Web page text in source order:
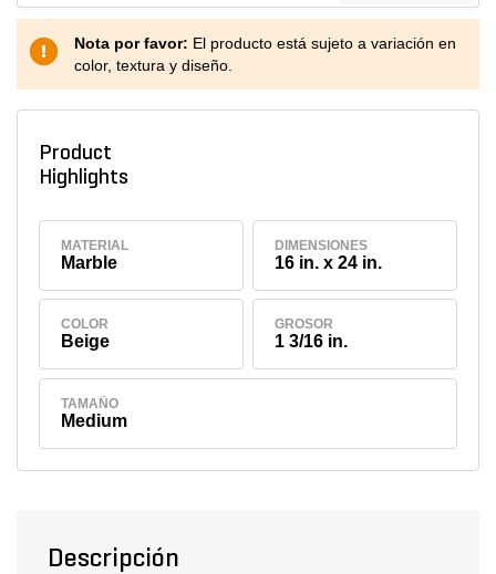
Nota por favor: El producto está sujeto a variación en
color, textura y diseño.
Product
Highlights
MATERIAL
Marble
DIMENSIONES
16 in. x 24 in.
COLOR
Beige
GROSOR
1 3/16 in.
TAMAÑO
Medium
Descripción